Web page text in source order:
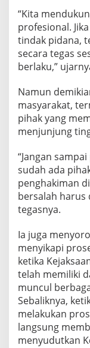
“Kita
profesional.
tindak pidana,
secara tegas
berlaku,”
Namun
masyarakat,
pihak yang
menjunjung
“Jangan
sudah ada
penghakiman
bersalah harus
tegasnya.
Ia juga
menyikapi
ketika
telah memiliki
muncul
Sebaliknya,
melakukan
langsung
menyudutkan